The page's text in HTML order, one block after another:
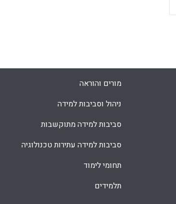
מורים והוראה
ניהול וסביבות למידה
סביבות למידה מתוקשבות
סביבות למידה עתירות טכנולוגיה
תחומי לימוד
תלמידים